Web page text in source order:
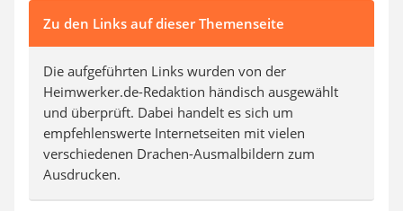
Zu den Links auf dieser Themenseite
Die aufgeführten Links wurden von der
Heimwerker.de-Redaktion händisch ausgewählt
und überprüft. Dabei handelt es sich um
empfehlenswerte Internetseiten mit vielen
verschiedenen Drachen-Ausmalbildern zum
Ausdrucken.